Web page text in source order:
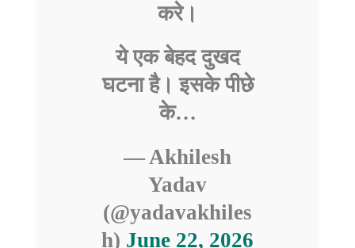
करे।
ये एक बेहद दुखद
घटना है। इसके पीछे
के…
— Akhilesh
Yadav
(@yadavakhiles
h) June 22, 2026